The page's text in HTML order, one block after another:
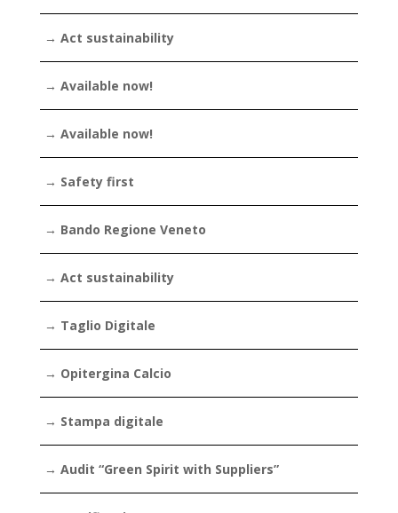
→ Act sustainability
→ Available now!
→ Available now!
→ Safety first
→ Bando Regione Veneto
→ Act sustainability
→ Taglio Digitale
→ Opitergina Calcio
→ Stampa digitale
→ Audit “Green Spirit with Suppliers”